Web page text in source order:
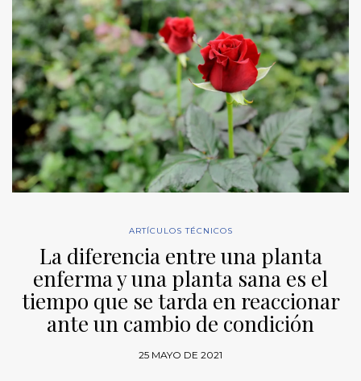
ARTÍCULOS TÉCNICOS
La diferencia entre una planta
enferma y una planta sana es el
tiempo que se tarda en reaccionar
ante un cambio de condición
25 MAYO DE 2021